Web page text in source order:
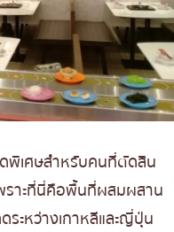
พิเศษสำหรับคนที่ตัดสิน
พราะที่นี่คือพื้นที่ผสมผสาน
ะหว่างเกาหลีและญี่ปุ่น